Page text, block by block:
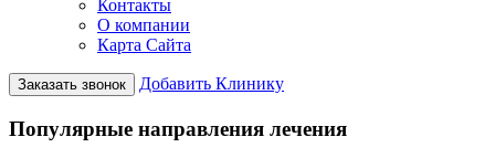
Контакты
О компании
Карта Сайта
Заказать звонок Добавить Клинику
Популярные направления лечения